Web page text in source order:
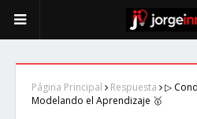
Página Principal Respuesta
▷
Modelando el Aprendizaje 🥇